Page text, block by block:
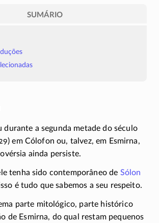
SUMÁRIO
durante a segunda metade do século
em Cólofon ou, talvez, em Esmirna,
ainda persiste.
tenha sido contemporâneo de Sólon
é tudo que sabemos a seu respeito.
parte mitológico, parte histórico
de Esmirna, do qual restam pequenos